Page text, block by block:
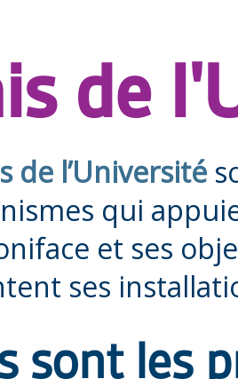
de
de l’Université
qui
et ses
ses
sont les